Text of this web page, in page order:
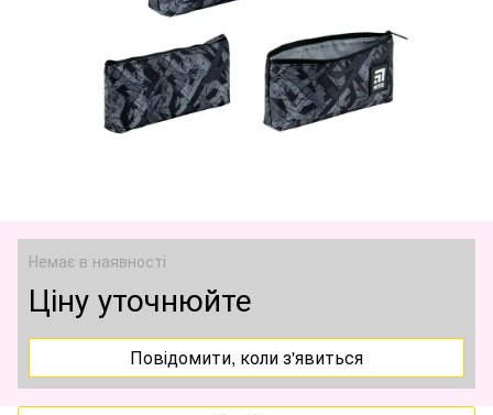
Немає в наявності
Ціну уточнюйте
Повідомити, коли з'явиться